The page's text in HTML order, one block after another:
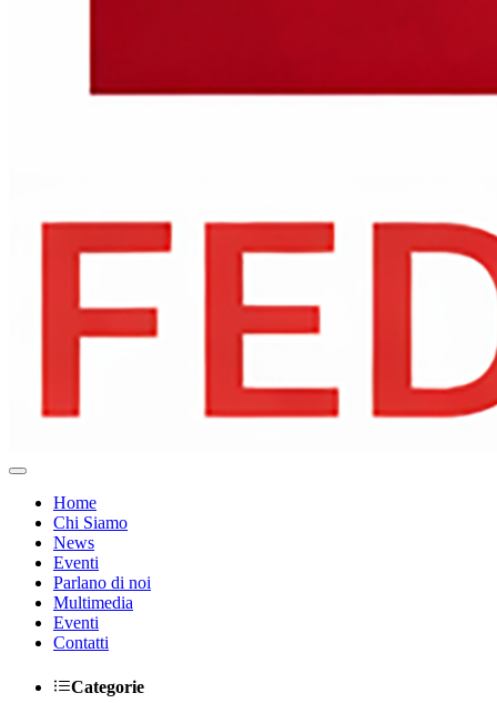
Home
Chi Siamo
News
Eventi
Parlano di noi
Multimedia
Eventi
Contatti
Categorie